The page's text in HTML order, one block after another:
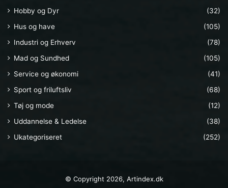
Hobby og Dyr
(32)
Hus og have
(105)
Industri og Erhverv
(78)
Mad og Sundhed
(105)
Service og økonomi
(41)
Sport og friluftsliv
(68)
Tøj og mode
(12)
Uddannelse & Ledelse
(38)
Ukategoriseret
(252)
© Copyright 2026, Artindex.dk